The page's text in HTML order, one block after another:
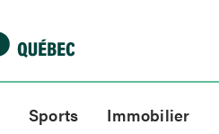
Sports Immobilier